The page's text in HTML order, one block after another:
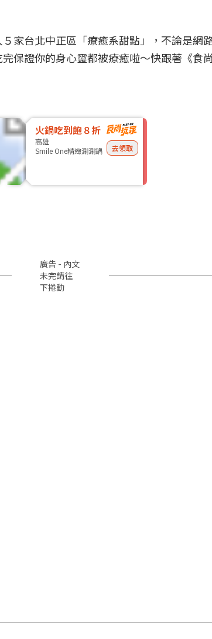
家台北中正區「療癒系甜點 」，不論是網
保證你的身心靈都被療癒啦～快跟著《食
火鍋吃到飽８折
高雄
Smile One精緻涮涮鍋
去領取
廣告 - 內文
未完請往
下捲動